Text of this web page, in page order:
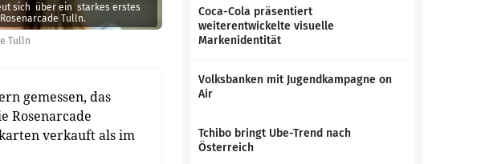
Tulln
sich über ein starkes erstes
Tulln.
gemessen, das
Rosenarcade
verkauft als im
Coca-Cola präsentiert
weiterentwickelte visuelle
Markenidentität
Volksbanken mit Jugendkampagne on
Air
Tchibo bringt Ube-Trend nach
Österreich